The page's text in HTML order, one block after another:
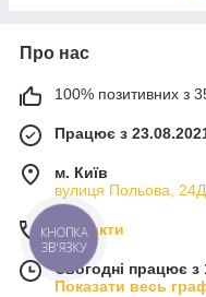
Про нас
100% позитивних з 35
Працює з
м. Київ
вулиця Польова,
Контакти
Сьогодні працює з
Показати весь
КНОПКА
ЗВ'ЯЗКУ